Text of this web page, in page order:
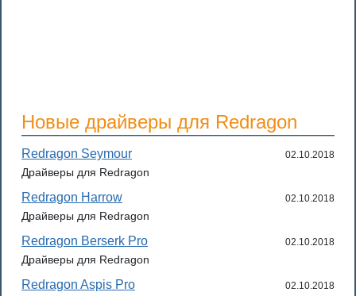
Новые драйверы для Redragon
Redragon Seymour 02.10.2018
Драйверы для Redragon
Redragon Harrow 02.10.2018
Драйверы для Redragon
Redragon Berserk Pro 02.10.2018
Драйверы для Redragon
Redragon Aspis Pro 02.10.2018